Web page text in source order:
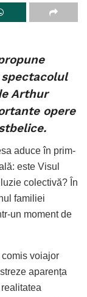
Arthur
opere
aduce în prim-
este Visul
colectivă? În
familiei
un moment de
comis voiajor
aparența